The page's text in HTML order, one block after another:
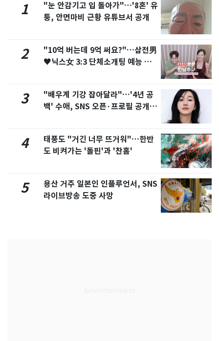
1
"눈 안감기고 입 돌아가"…'8혼' 유
퉁, 안면마비 근황 유튜브서 공개
2
"10억 버는데 9억 써요?"…삼전男
♥닉스女 3:3 단체소개팅 예능 화
3
"배우계 기강 잡아달라"…'4년 공
백' 수애, SNS 오픈·프로필 공개
4
태풍도 "거긴 너무 뜨거워"…한반
도 비켜가는 '돌핀'과 '찬홈'
5
용산 거주 일본인 인플루언서, SNS
라이브방송 도중 사망